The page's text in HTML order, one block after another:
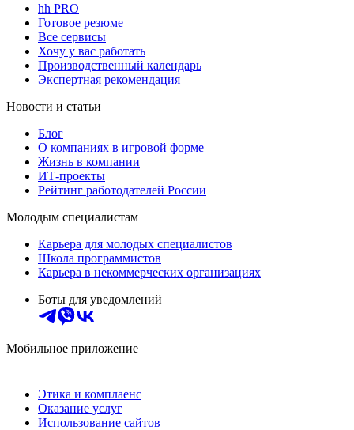
hh PRO
Готовое резюме
Все сервисы
Хочу у вас работать
Производственный календарь
Экспертная рекомендация
Новости и статьи
Блог
О компаниях в игровой форме
Жизнь в компании
ИТ-проекты
Рейтинг работодателей России
Молодым специалистам
Карьера для молодых специалистов
Школа программистов
Карьера в некоммерческих организациях
Боты для уведомлений
Мобильное приложение
Этика и комплаенс
Оказание услуг
Использование сайтов